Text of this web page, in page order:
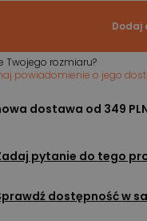
Dodaj
Twojego rozmiaru?
powiadomienie o jego
dostawa od 349
pytanie do tego
dostępność w